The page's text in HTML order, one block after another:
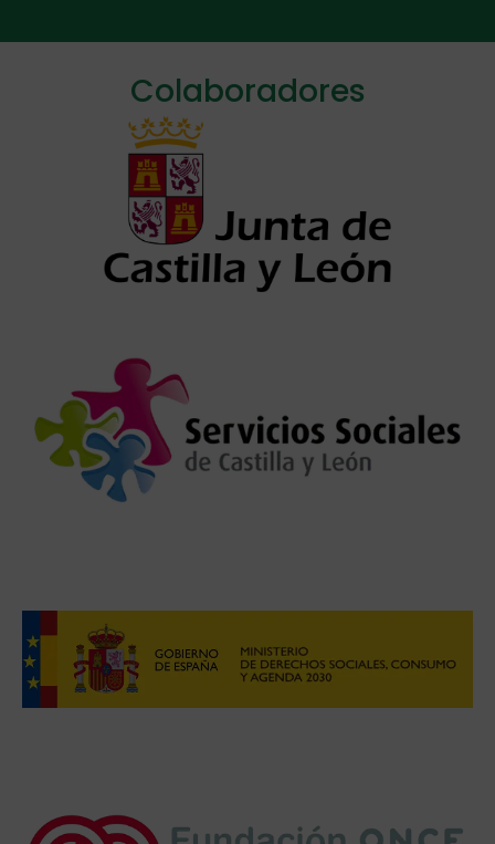
Colaboradores